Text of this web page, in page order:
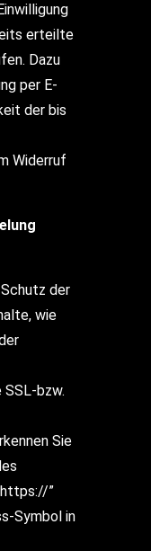
erteilte
Dazu
per E-
der bis
Widerruf
der
wie
bzw.
Sie
”
Symbol in